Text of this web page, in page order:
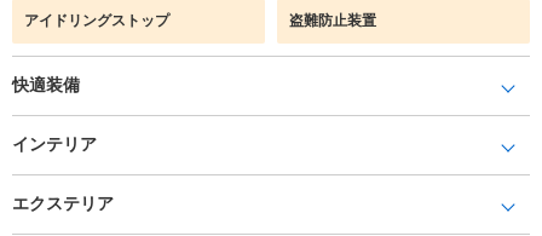
アイドリングストップ 盗難防止装置
快適装備
インテリア
エクステリア